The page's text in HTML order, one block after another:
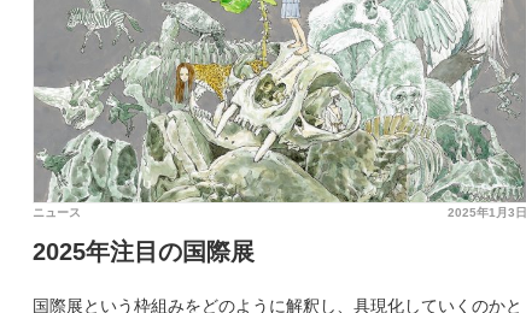
2025年1月3日
ニュース
2025年注目の国際展
国際展という枠組みをどのように解釈し、具現化していくのかと